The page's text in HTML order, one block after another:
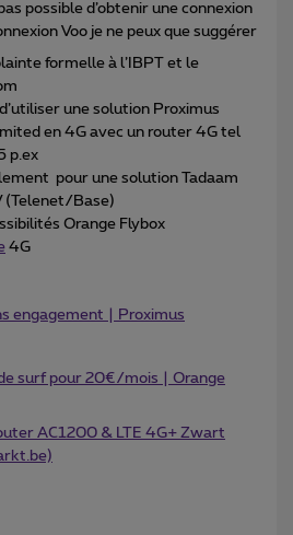
possible d’obtenir une connexion
Voo je ne peux que suggérer
formelle à l’IBPT et le
une solution Proximus
en 4G avec un router 4G tel
p.ex
pour une solution Tadaam
(Telenet/Base)
Orange Flybox
4G
engagement | Proximus
surf pour 20€/mois | Orange
AC1200 & LTE 4G+ Zwart